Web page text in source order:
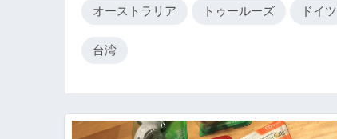
オーストラリア トゥールーズ ドイツ
台湾